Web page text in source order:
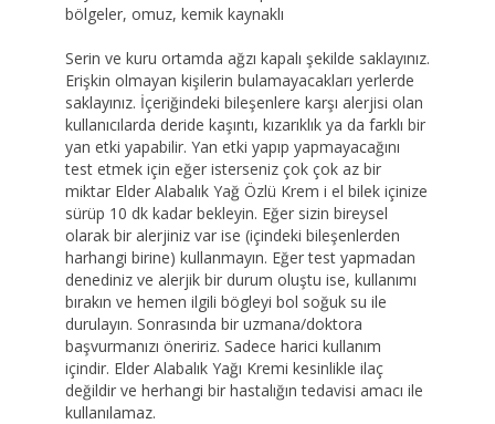
bölgeler, omuz, kemik kaynaklı
Serin ve kuru ortamda ağzı kapalı şekilde saklayınız.
Erişkin olmayan kişilerin bulamayacakları yerlerde
saklayınız. İçeriğindeki bileşenlere karşı alerjisi olan
kullanıcılarda deride kaşıntı, kızarıklık ya da farklı bir
yan etki yapabilir. Yan etki yapıp yapmayacağını
test etmek için eğer isterseniz çok çok az bir
miktar Elder Alabalık Yağ Özlü Krem i el bilek içinize
sürüp 10 dk kadar bekleyin. Eğer sizin bireysel
olarak bir alerjiniz var ise (içindeki bileşenlerden
harhangi birine) kullanmayın. Eğer test yapmadan
denediniz ve alerjik bir durum oluştu ise, kullanımı
bırakın ve hemen ilgili bögleyi bol soğuk su ile
durulayın. Sonrasında bir uzmana/doktora
başvurmanızı öneririz. Sadece harici kullanım
içindir. Elder Alabalık Yağı Kremi kesinlikle ilaç
değildir ve herhangi bir hastalığın tedavisi amacı ile
kullanılamaz.